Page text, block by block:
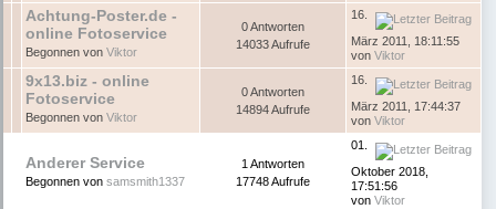
Achtung-Poster.de -
online Fotoservice
Begonnen von Viktor
0 Antworten
14033 Aufrufe
16.
März 2011, 18:11:55
von Viktor
9x13.biz - online
Fotoservice
Begonnen von Viktor
0 Antworten
14894 Aufrufe
16.
März 2011, 17:44:37
von Viktor
Anderer Service
Begonnen von samsmith1337
1 Antworten
17748 Aufrufe
01.
Oktober 2018,
17:51:56
von Viktor